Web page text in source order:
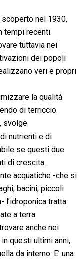
scoperto nel 1930,
tempi recenti.
tuttavia nei
dei popoli
veri e propri
la qualità
di terriccio.
svolge
nutrienti e di
se questi due
di crescita.
acquatiche -che si
bacini, piccoli
l’idroponica tratta
a terra.
anche nei
questi ultimi anni,
da interno. E’ una